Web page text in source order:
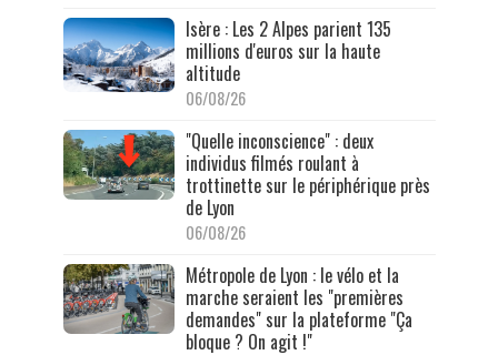
Isère : Les 2 Alpes parient 135
millions d'euros sur la haute
altitude
06/08/26
"Quelle inconscience" : deux
individus filmés roulant à
trottinette sur le périphérique près
de Lyon
06/08/26
Métropole de Lyon : le vélo et la
marche seraient les "premières
demandes" sur la plateforme "Ça
bloque ? On agit !"